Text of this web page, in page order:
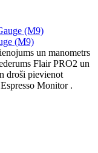
(M9)
un manometrs
Flair PRO2 un
droši pievienot
Monitor .